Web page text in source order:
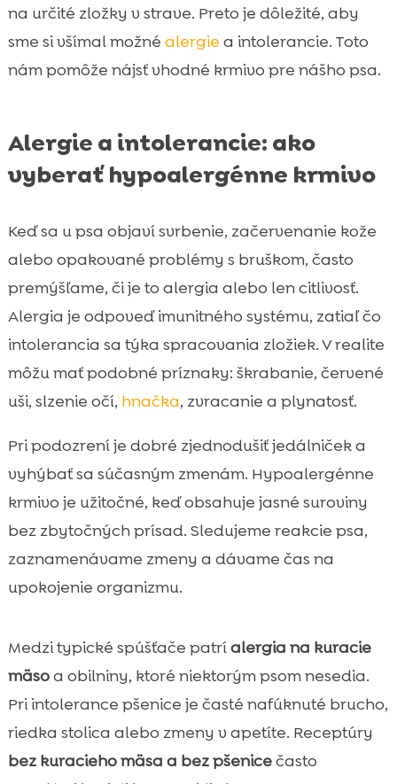
na určité zložky v strave. Preto je dôležité, aby
sme si všímal možné alergie a intolerancie. Toto
nám pomôže nájsť vhodné krmivo pre nášho psa.
Alergie a intolerancie: ako
vyberať hypoalergénne krmivo
Keď sa u psa objaví svrbenie, začervenanie kože
alebo opakované problémy s bruškom, často
premýšľame, či je to alergia alebo len citlivosť.
Alergia je odpoveď imunitného systému, zatiaľ čo
intolerancia sa týka spracovania zložiek. V realite
môžu mať podobné príznaky: škrabanie, červené
uši, slzenie očí, hnačka, zvracanie a plynatosť.
Pri podozrení je dobré zjednodušiť jedálniček a
vyhýbať sa súčasným zmenám. Hypoalergénne
krmivo je užitočné, keď obsahuje jasné suroviny
bez zbytočných prísad. Sledujeme reakcie psa,
zaznamenávame zmeny a dávame čas na
upokojenie organizmu.
Medzi typické spúšťače patríalergia na kuracie
mäsoa obilniny, ktoré niektorým psom nesedia.
Pri intolerance pšenice je časté nafúknuté brucho,
riedka stolica alebo zmeny v apetíte. Receptúry
bez kuracieho mäsa a bez pšenicečasto